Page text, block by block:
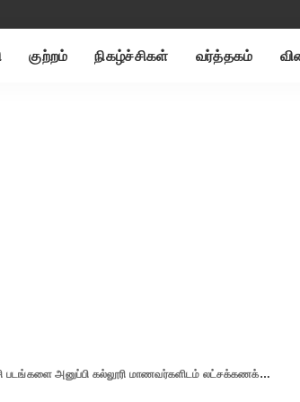
குற்றம் நிகழ்ச்சிகள் வர்த்தகம்
கல்லூரி மாணவர்களிடம் லட்சக்கணக்கில் மோசடி செய்த 9 பேர் கைது